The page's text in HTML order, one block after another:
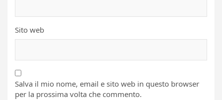
Sito web
Salva il mio nome, email e sito web in questo browser
per la prossima volta che commento.